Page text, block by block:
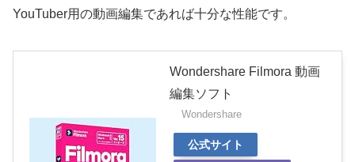
YouTuber用の動画編集であれば十分な性能です。
Wondershare Filmora 動画
編集ソフト
Wondershare
公式サイト